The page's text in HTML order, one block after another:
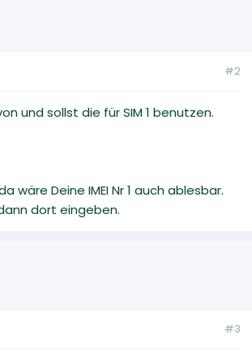
#2
und sollst die für SIM 1 benutzen.
wäre Deine IMEI Nr 1 auch ablesbar.
dort eingeben.
#3